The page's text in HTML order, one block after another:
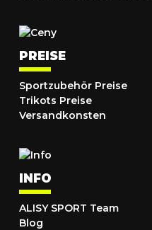
PREISE
Sportzubehör Preise
Trikots Preise
Versandkonsten
INFO
ALISY SPORT Team
Blog